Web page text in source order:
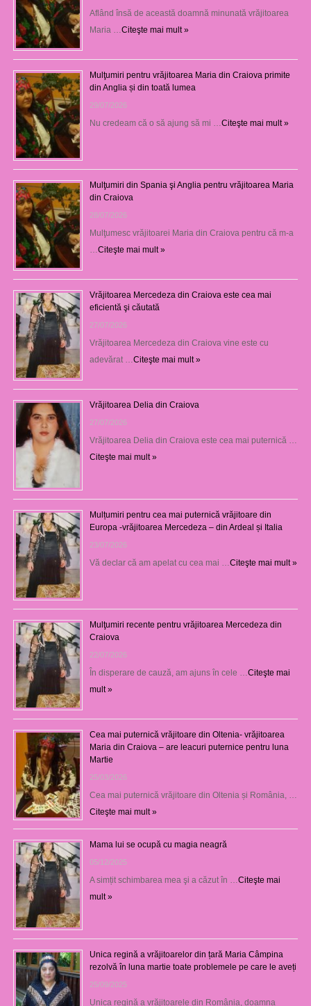
Aflând însă de această doamnă minunată vrăjitoarea
Maria … Citeşte mai mult »
Mulţumiri pentru vrăjitoarea Maria din Craiova primite
din Anglia și din toată lumea
29/07/2026
Nu credeam că o să ajung să mi … Citeşte mai mult »
Mulţumiri din Spania şi Anglia pentru vrăjitoarea Maria
din Craiova
28/07/2026
Mulţumesc vrăjitoarei Maria din Craiova pentru că m-a
Citeşte mai mult »
Vrăjitoarea Mercedeza din Craiova este cea mai
eficientă şi căutată
27/07/2026
Vrăjitoarea Mercedeza din Craiova vine este cu
adevărat … Citeşte mai mult »
Vrăjitoarea Delia din Craiova
27/07/2026
Vrăjitoarea Delia din Craiova este cea mai puternică …
Citeşte mai mult »
Mulțumiri pentru cea mai puternică vrăjitoare din
Europa -vrăjitoarea Mercedeza – din Ardeal și Italia
23/07/2026
Vă declar că am apelat cu cea mai … Citeşte mai mult »
Mulţumiri recente pentru vrăjitoarea Mercedeza din
Craiova
22/07/2026
În disperare de cauză, am ajuns în cele … Citeşte mai
mult »
Cea mai puternică vrăjitoare din Oltenia- vrăjitoarea
Maria din Craiova – are leacuri puternice pentru luna
Martie
25/03/2026
Cea mai puternică vrăjitoare din Oltenia și România, …
Citeşte mai mult »
Mama lui se ocupă cu magia neagră
05/12/2025
A simțit schimbarea mea şi a căzut în … Citeşte mai
mult »
Unica regină a vrăjitoarelor din țară Maria Câmpina
rezolvă în luna martie toate problemele pe care le aveți
25/09/2025
Unica regină a vrăjitoarele din România, doamna